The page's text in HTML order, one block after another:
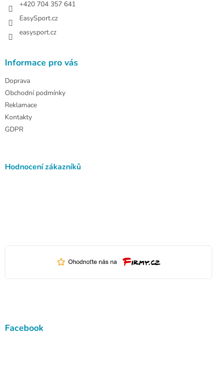
+420 704 357 641
EasySport.cz
easysport.cz
Informace pro vás
Doprava
Obchodní podmínky
Reklamace
Kontakty
GDPR
Hodnocení zákazníků
Facebook